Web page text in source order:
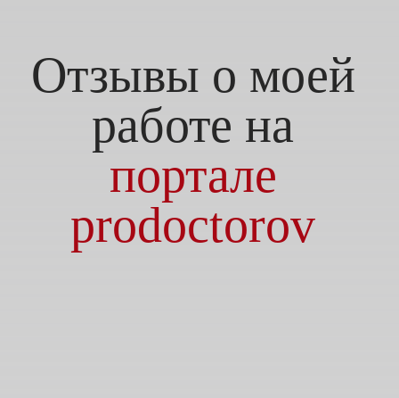
Отзывы о моей
работе на
портале
prodoctorov